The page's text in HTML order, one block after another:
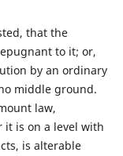
that the
to it; or,
by an ordinary
middle ground.
law,
it is on a level with
is alterable